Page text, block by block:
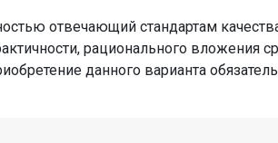
отвечающий стандартам
рационального вложения
данного варианта